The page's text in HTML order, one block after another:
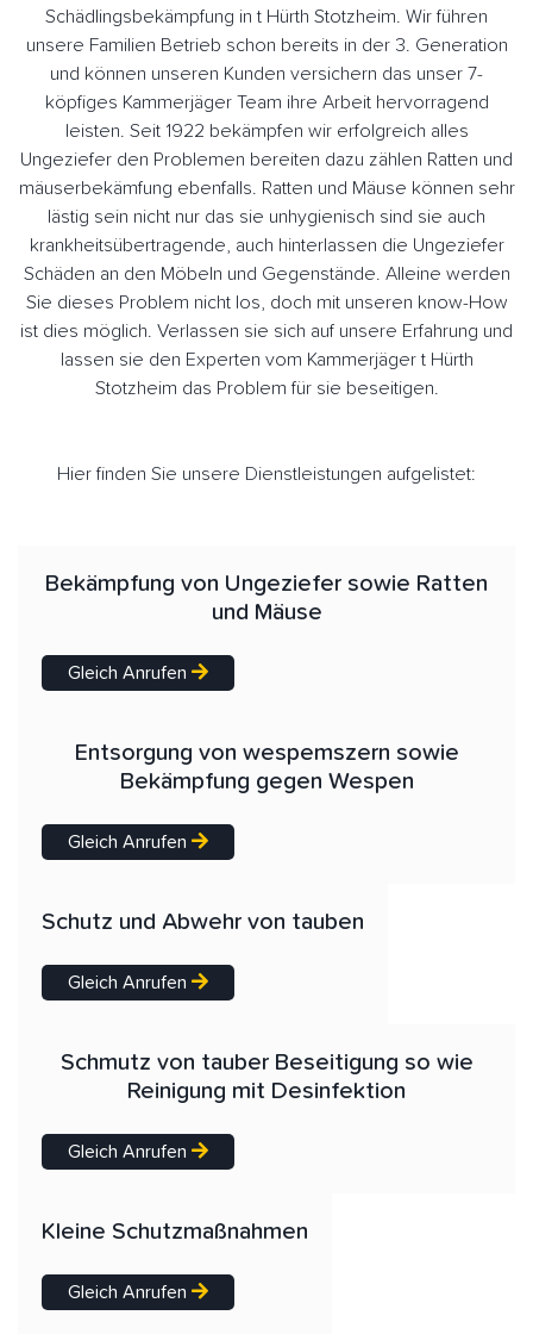
Schädlingsbekämpfung in t Hürth Stotzheim. Wir führen
unsere Familien Betrieb schon bereits in der 3. Generation
und können unseren Kunden versichern das unser 7-
köpfiges Kammerjäger Team ihre Arbeit hervorragend
leisten. Seit 1922 bekämpfen wir erfolgreich alles
Ungeziefer den Problemen bereiten dazu zählen Ratten und
mäuserbekämfung ebenfalls. Ratten und Mäuse können sehr
lästig sein nicht nur das sie unhygienisch sind sie auch
krankheitsübertragende, auch hinterlassen die Ungeziefer
Schäden an den Möbeln und Gegenstände. Alleine werden
Sie dieses Problem nicht los, doch mit unseren know-How
ist dies möglich. Verlassen sie sich auf unsere Erfahrung und
lassen sie den Experten vom Kammerjäger t Hürth
Stotzheim das Problem für sie beseitigen.
Hier finden Sie unsere Dienstleistungen aufgelistet:
Bekämpfung von Ungeziefer sowie Ratten
und Mäuse
Gleich Anrufen
Entsorgung von wespemszern sowie
Bekämpfung gegen Wespen
Gleich Anrufen
Schutz und Abwehr von tauben
Gleich Anrufen
Schmutz von tauber Beseitigung so wie
Reinigung mit Desinfektion
Gleich Anrufen
Kleine Schutzmaßnahmen
Gleich Anrufen